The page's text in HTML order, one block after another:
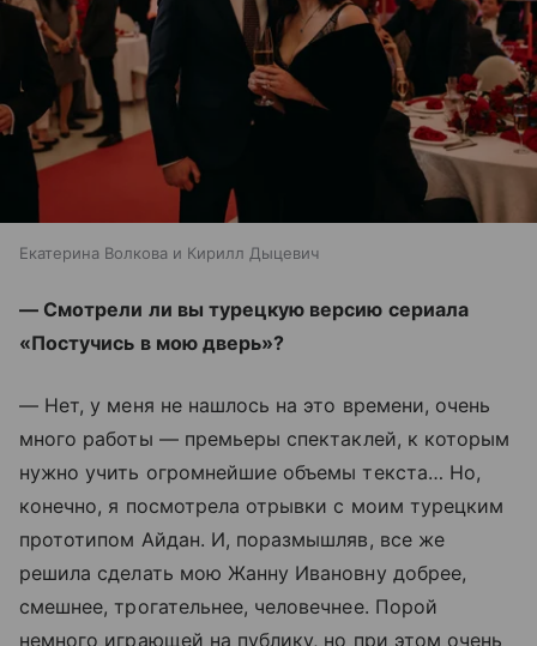
Екатерина Волкова и Кирилл Дыцевич
— Смотрели ли вы турецкую версию сериала
«Постучись в мою дверь»?
— Нет, у меня не нашлось на это времени, очень
много работы —премьеры спектаклей, к которым
нужно учить огромнейшие объемы текста… Но,
конечно, я посмотрела отрывки с моим турецким
прототипом Айдан. И, поразмышляв, все же
решила сделать мою Жанну Ивановну добрее,
смешнее, трогательнее, человечнее. Порой
немного играющей на публику, но при этом очень